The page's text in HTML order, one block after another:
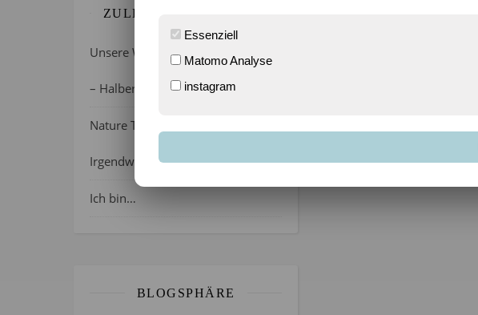
ZULETZT GEBLOGGT…
Unsere Wochenlieblinge 31/2026
– Halber Alltag ist zurück
Nature Thursday 21/2026 –
Irgendwie wie April, oder?
Ich bin…
BLOGSPHÄRE
Essenziell
Matomo Analyse
instagram